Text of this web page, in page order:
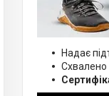
Надає
Схвалено